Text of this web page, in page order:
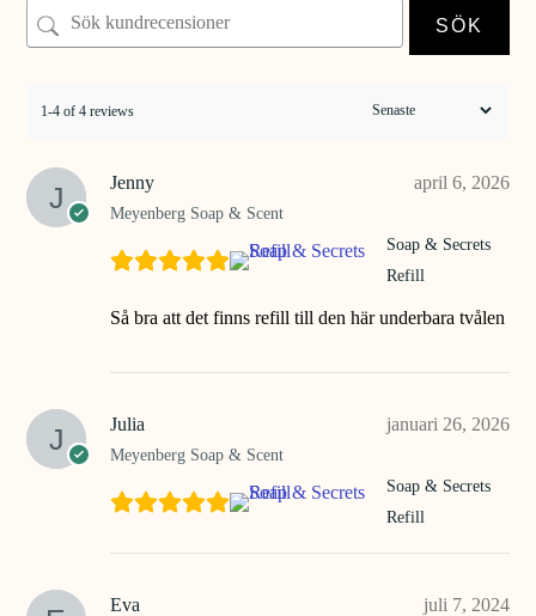
SÖK
1-4 of 4 reviews
Jenny
Meyenberg Soap & Scent
april 6, 2026
Soap & Secrets
Refill
Så bra att det finns refill till den här underbara tvålen
Julia
Meyenberg Soap & Scent
januari 26, 2026
Soap & Secrets
Refill
Eva juli 7, 2024